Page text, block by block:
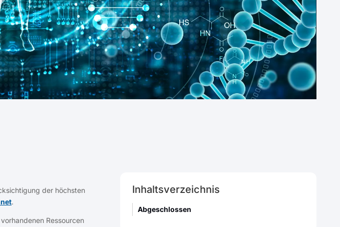
der höchsten
.
Ressourcen
Inhaltsverzeichnis
Abgeschlossen